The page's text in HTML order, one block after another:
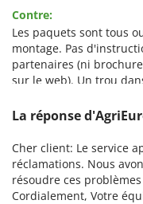
Qualité / Prix
Facilité de montage
Emballage
Contre:
Les paquets sont tous
montage. Pas
partenaires (ni
sur le web). Un trou
des morceaux de coupe
La réponse
Cher client: Le service
réclamations. Nous
résoudre ces
Cordialement, Votre